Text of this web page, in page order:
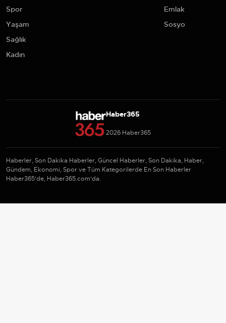
Spor
Yaşam
Sağlık
Kadın
Emlak
Sosyo
Haber365
2026 Haber365
Haberler, Son Dakika Haberler, Güncel Haberler, Son Dakika, Haber,
Gündem, Ekonomi, Spor ve Tüm Kategorilerde En Son Haberler
Haber365'de, Haber365.com'da.